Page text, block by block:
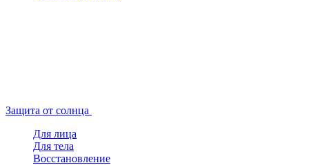
Защита от солнца
Для лица
Для тела
Восстановление